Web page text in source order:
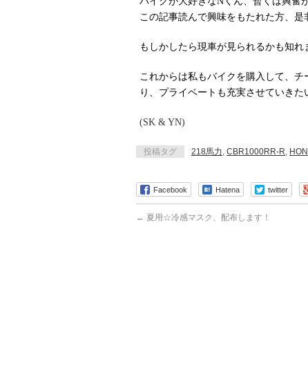
この記事読んで興味をもたれた方、是
もしかしたら現車が見られるかも知れ
これからは私もバイクを購入して、
り、プライベートも充実させていきた
(SK & YN)
投稿タグ 218馬力, CBR1000RR-R,
Facebook Hatena twitter
← 夏用☆冷感マスク、配布します！